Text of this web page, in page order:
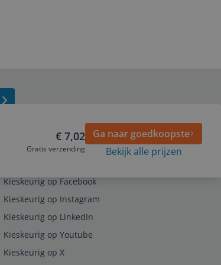
€ 7,02
Gratis verzending
Ga naar goedkoopste
Bekijk alle prijzen
Kieskeurig op Facebook
Kieskeurig op Instagram
Kieskeurig op LinkedIn
Kieskeurig op Youtube
Kieskeurig op X